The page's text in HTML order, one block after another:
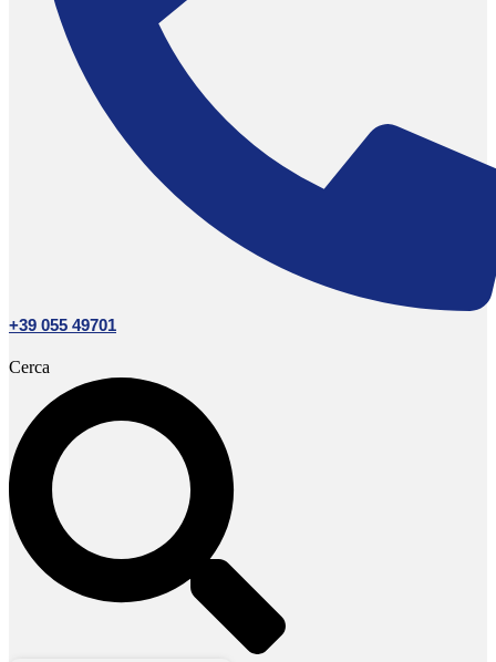
+39 055 49701
Cerca